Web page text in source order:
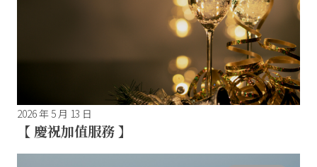
2026 年 5 月 13 日
【 慶祝加值服務 】